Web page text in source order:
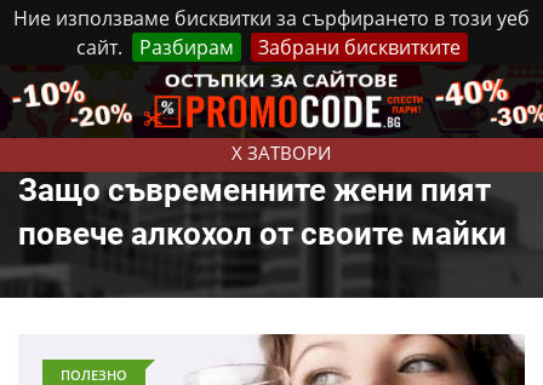
Ние използваме бисквитки за сърфирането в този уеб
сайт.
Разбирам Забрани бисквитките
X ЗАТВОРИ
Петък, 7 Август, 2026 Реклама Контакти
Защо съвременните жени пият
повече алкохол от своите майки
ПОЛЕЗНО